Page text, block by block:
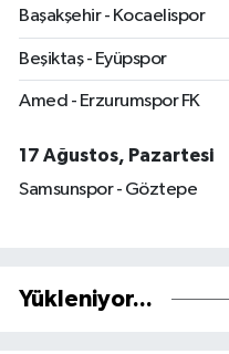
Başakşehir - Kocaelispor
Beşiktaş - Eyüpspor
Amed - Erzurumspor FK
17 Ağustos, Pazartesi
Samsunspor - Göztepe
Yükleniyor...